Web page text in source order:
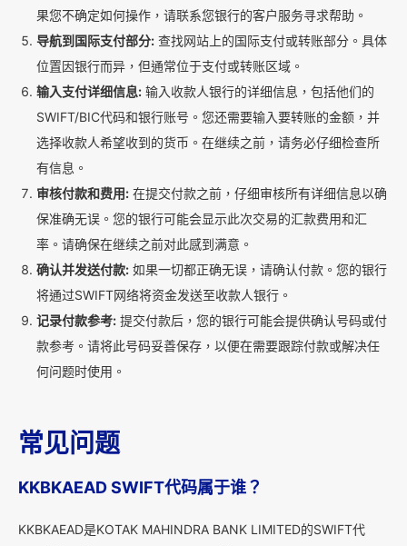
果您不确定如何操作，请联系您银行的客户服务寻求帮助。
导航到国际支付部分: 查找网站上的国际支付或转账部分。具体
位置因银行而异，但通常位于支付或转账区域。
输入支付详细信息: 输入收款人银行的详细信息，包括他们的
SWIFT/BIC代码和银行账号。您还需要输入要转账的金额，并
选择收款人希望收到的货币。在继续之前，请务必仔细检查所
有信息。
审核付款和费用: 在提交付款之前，仔细审核所有详细信息以确
保准确无误。您的银行可能会显示此次交易的汇款费用和汇
率。请确保在继续之前对此感到满意。
确认并发送付款: 如果一切都正确无误，请确认付款。您的银行
将通过SWIFT网络将资金发送至收款人银行。
记录付款参考: 提交付款后，您的银行可能会提供确认号码或付
款参考。请将此号码妥善保存，以便在需要跟踪付款或解决任
何问题时使用。
常见问题
KKBKAEAD SWIFT代码属于谁？
KKBKAEAD是KOTAK MAHINDRA BANK LIMITED的SWIFT代